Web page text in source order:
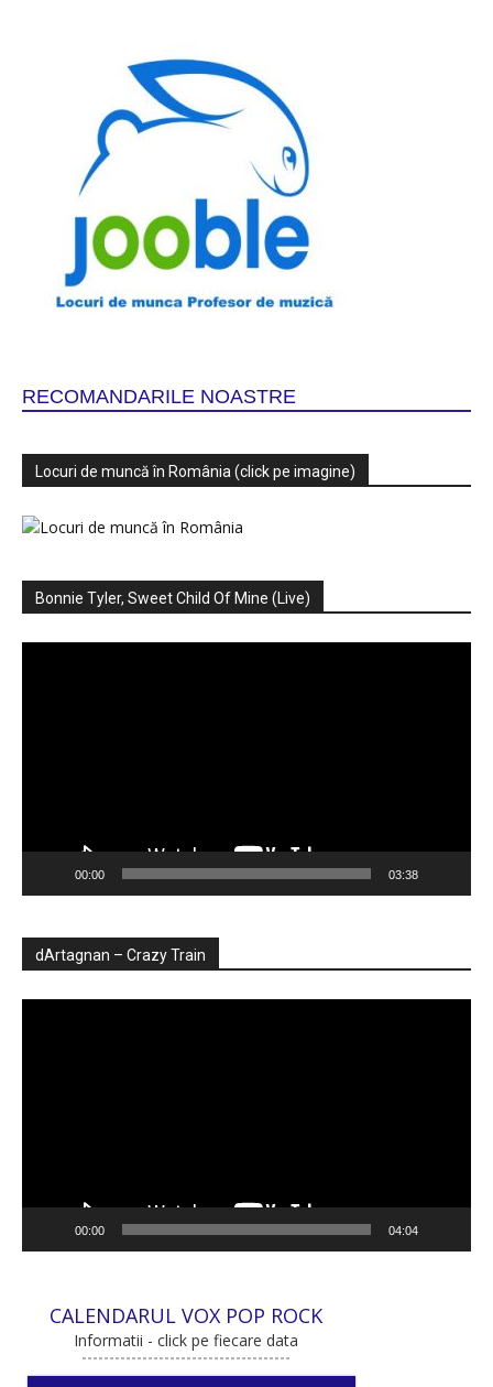
RECOMANDARILE NOASTRE
Locuri de muncă în România (click pe imagine)
Bonnie Tyler, Sweet Child Of Mine (Live)
00:00 03:38
dArtagnan – Crazy Train
00:00 04:04
CALENDARUL VOX POP ROCK
Informatii - click pe fiecare data